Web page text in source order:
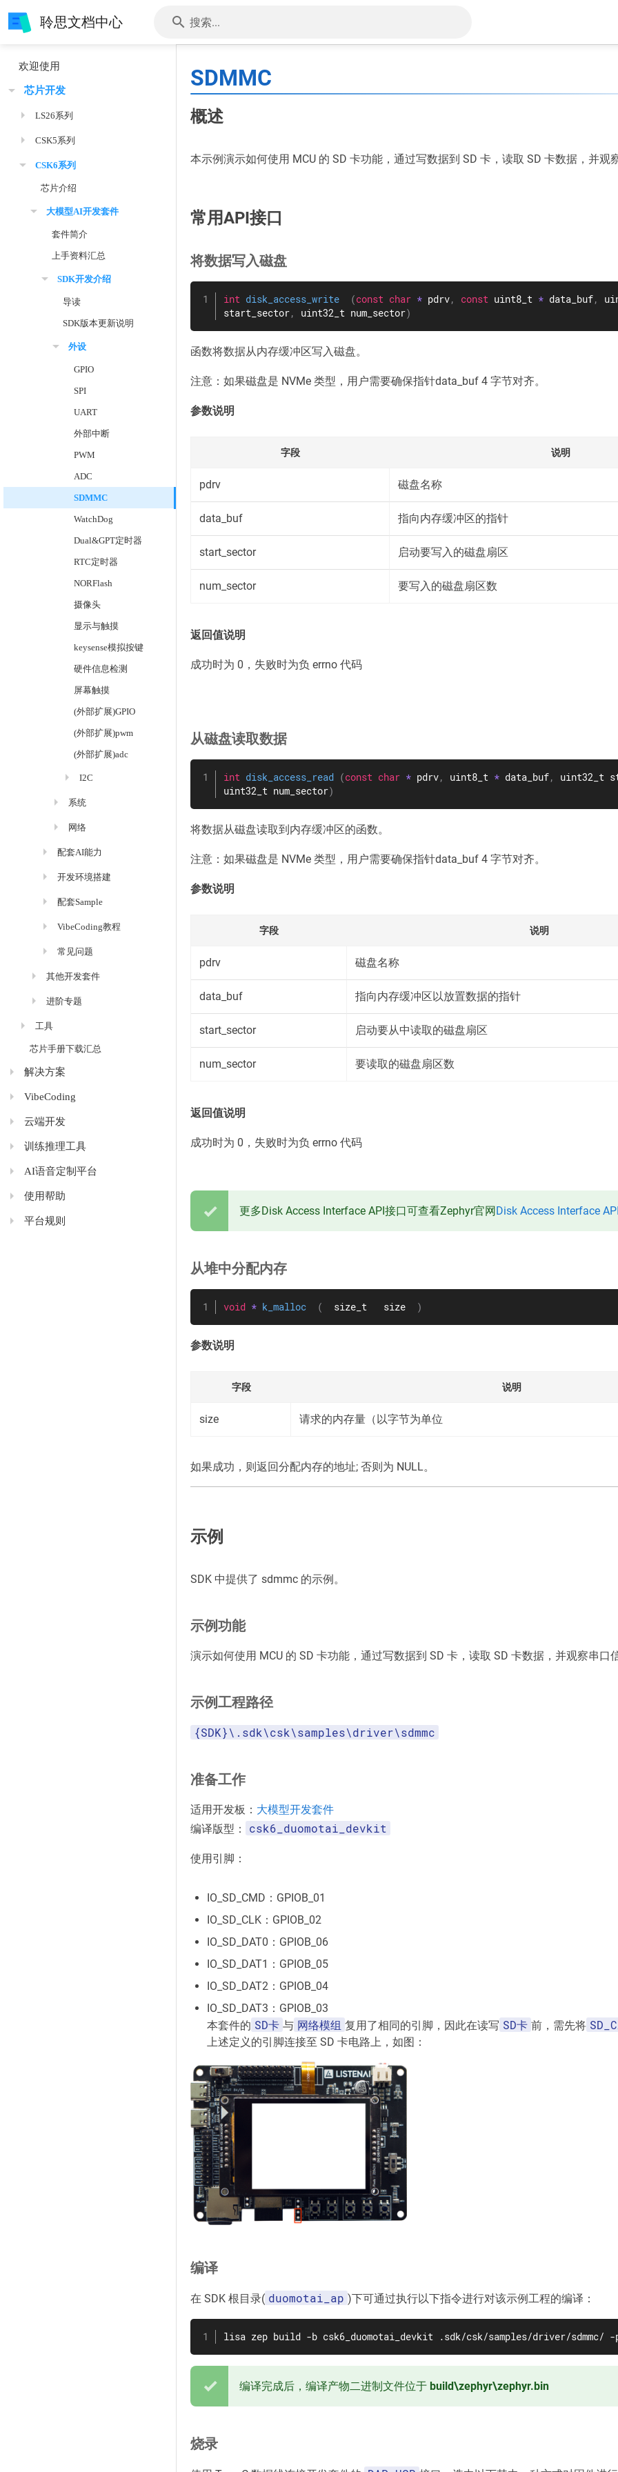
聆思文档中心 搜索...
欢迎使用
芯片开发
LS26系列
CSK5系列
CSK6系列
芯片介绍
大模型AI开发套件
套件简介
上手资料汇总
SDK开发介绍
导读
SDK版本更新说明
外设
GPIO
SPI
UART
外部中断
PWM
ADC
SDMMC
WatchDog
Dual&GPT定时器
RTC定时器
NORFlash
摄像头
显示与触摸
keysense模拟按键
硬件信息检测
屏幕触摸
(外部扩展)GPIO
(外部扩展)pwm
(外部扩展)adc
I2C
系统
网络
配套AI能力
开发环境搭建
配套Sample
VibeCoding教程
常见问题
其他开发套件
进阶专题
工具
芯片手册下载汇总
解决方案
VibeCoding
云端开发
训练推理工具
AI语音定制平台
使用帮助
平台规则
SDMMC
概述
本示例演示如何使用 MCU 的 SD 卡功能，通过写数据到 SD 卡，读取 SD 卡数据，并观
常用API接口
将数据写入磁盘
int disk_access_write (const char * pdrv, const uint8_t * data_buf,
start_sector, uint32_t num_sector)
函数将数据从内存缓冲区写入磁盘。
注意：如果磁盘是 NVMe 类型，用户需要确保指针data_buf 4 字节对齐。
参数说明
字段 说明
pdrv 磁盘名称
data_buf 指向内存缓冲区的指针
start_sector 启动要写入的磁盘扇区
num_sector 要写入的磁盘扇区数
返回值说明
成功时为 0，失败时为负 errno 代码
从磁盘读取数据
int disk_access_read (const char * pdrv, uint8_t * data_buf,
uint32_t
uint32_t num_sector)
将数据从磁盘读取到内存缓冲区的函数。
注意：如果磁盘是 NVMe 类型，用户需要确保指针data_buf 4 字节对齐。
参数说明
字段 说明
pdrv 磁盘名称
data_buf 指向内存缓冲区以放置数据的指针
start_sector 启动要从中读取的磁盘扇区
num_sector 要读取的磁盘扇区数
返回值说明
成功时为 0，失败时为负 errno 代码
更多Disk Access Interface API接口可查看Zephyr官网Disk Access Interface
从堆中分配内存
void * k_malloc (
  size_t   size
)
参数说明
字段 说明
size 请求的内存量（以字节为单位
如果成功，则返回分配内存的地址; 否则为 NULL。
示例
SDK 中提供了 sdmmc 的示例。
示例功能
演示如何使用 MCU 的 SD 卡功能，通过写数据到 SD 卡，读取 SD 卡数据，并观察串口
示例工程路径
{SDK}\.sdk\csk\samples\driver\sdmmc
准备工作
适用开发板： 大模型开发套件
编译版型：
csk6_duomotai_devkit
使用引脚：
IO_SD_CMD：GPIOB_01
IO_SD_CLK：GPIOB_02
IO_SD_DAT0：GPIOB_06
IO_SD_DAT1：GPIOB_05
IO_SD_DAT2：GPIOB_04
IO_SD_DAT3：GPIOB_03
本套件的 SD卡 与 网络模组 复用了相同的引脚，因此在读写 SD卡 前，需先将
上述定义的引脚连接至 SD 卡电路上，如图：
编译
在 SDK 根目录( duomotai_ap )下可通过执行以下指令进行对该示例工程的编译：
lisa zep build -b csk6_duomotai_devkit .sdk/csk/samples/driver/sdmmc/ -
编译完成后，编译产物二进制文件位于 build\zephyr\zephyr.bin
烧录